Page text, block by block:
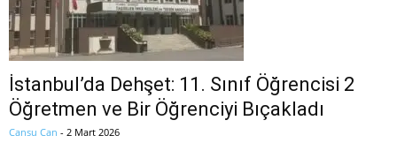
İstanbul’da Dehşet: 11. Sınıf Öğrencisi 2
Öğretmen ve Bir Öğrenciyi Bıçakladı
Cansu Can - 2 Mart 2026